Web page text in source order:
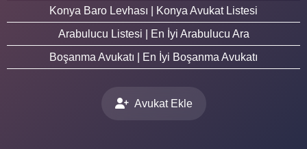
Konya Baro Levhası | Konya Avukat Listesi
Arabulucu Listesi | En İyi Arabulucu Ara
Boşanma Avukatı | En İyi Boşanma Avukatı
Avukat Ekle